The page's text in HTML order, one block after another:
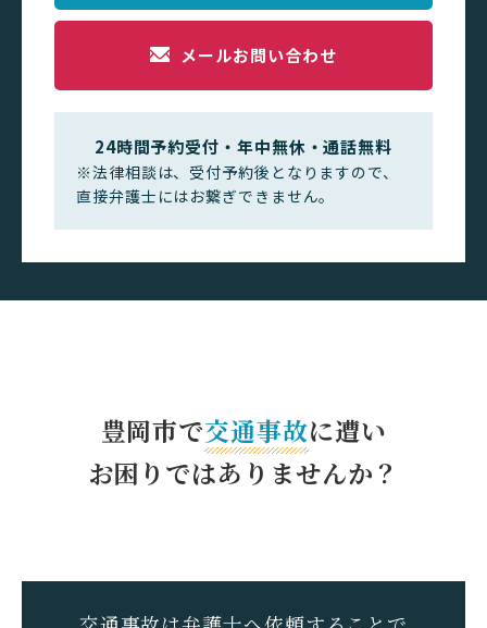
メールお問い合わせ
24時間予約受付・年中無休・通話無料
※法律相談は、受付予約後となりますので、
直接弁護士にはお繋ぎできません。
豊岡市で交通事故に遭い
お困りではありませんか？